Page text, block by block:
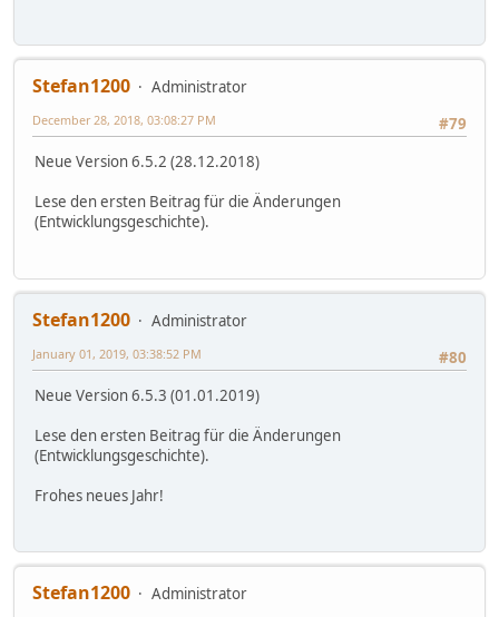
Stefan1200
Administrator
#79
December 28, 2018, 03:08:27 PM
Neue Version 6.5.2 (28.12.2018)
Lese den ersten Beitrag für die Änderungen
(Entwicklungsgeschichte).
Stefan1200
Administrator
#80
January 01, 2019, 03:38:52 PM
Neue Version 6.5.3 (01.01.2019)
Lese den ersten Beitrag für die Änderungen
(Entwicklungsgeschichte).
Frohes neues Jahr!
Stefan1200
Administrator